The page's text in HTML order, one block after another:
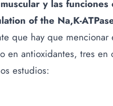
y las funciones
of the Na,K-
que hay que mencionar
en antioxidantes, tres en
estudios: